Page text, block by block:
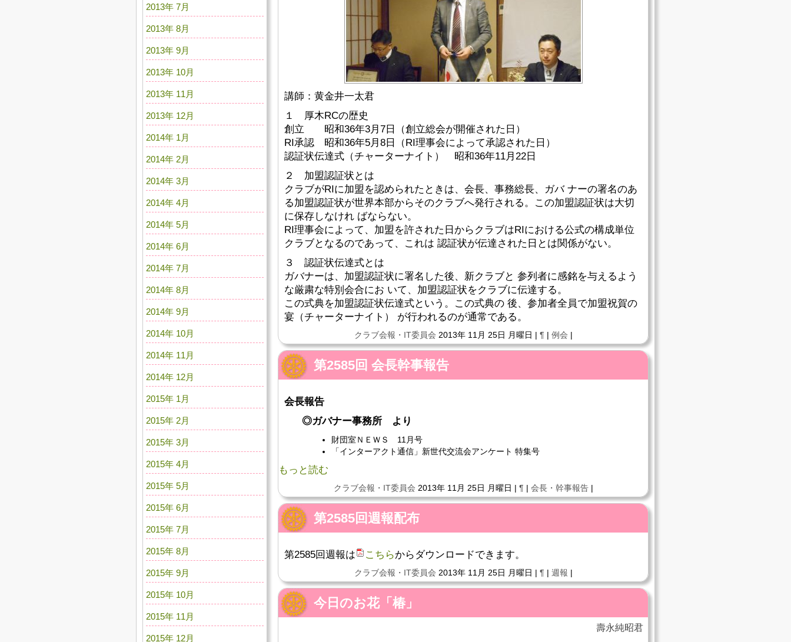
講師：黄金井一太君
１ 厚木RCの歴史
創立 昭和36年3月7日（創立総会が開催された日）
RI承認 昭和36年5月8日（RI理事会によって承認された日）
認証状伝達式（チャーターナイト） 昭和36年11月22日
２ 加盟認証状とは
クラブがRIに加盟を認められたときは、会長、事務総長、ガバ ナーの署名のあ
る加盟認証状が世界本部からそのクラブへ発行される。この加盟認証状は大切
に保存しなけれ ばならない。
RI理事会によって、加盟を許された日からクラブはRIにおける公式の構成単位
クラブとなるのであって、これは 認証状が伝達された日とは関係がない。
３ 認証状伝達式とは
ガバナーは、加盟認証状に署名した後、新クラブと 参列者に感銘を与えるよう
な厳粛な特別会合にお いて、加盟認証状をクラブに伝達する。
この式典を加盟認証状伝達式という。この式典の 後、参加者全員で加盟祝賀の
宴（チャーターナイト） が行われるのが通常である。
クラブ会報・IT委員会 2013年 11月 25日 月曜日 | ¶ | 例会 |
第2585回 会長幹事報告
会長報告
◎ガバナー事務所 より
財団室ＮＥＷＳ 11月号
「インターアクト通信」新世代交流会アンケート 特集号
もっと読む
クラブ会報・IT委員会 2013年 11月 25日 月曜日 | ¶ | 会長・幹事報告|
第2585回週報配布
第2585回週報は こちらからダウンロードできます。
クラブ会報・IT委員会 2013年 11月 25日 月曜日 | ¶ | 週報 |
今日のお花「椿」
壽永純昭君
2013年 7月
2013年 8月
2013年 9月
2013年 10月
2013年 11月
2013年 12月
2014年 1月
2014年 2月
2014年 3月
2014年 4月
2014年 5月
2014年 6月
2014年 7月
2014年 8月
2014年 9月
2014年 10月
2014年 11月
2014年 12月
2015年 1月
2015年 2月
2015年 3月
2015年 4月
2015年 5月
2015年 6月
2015年 7月
2015年 8月
2015年 9月
2015年 10月
2015年 11月
2015年 12月